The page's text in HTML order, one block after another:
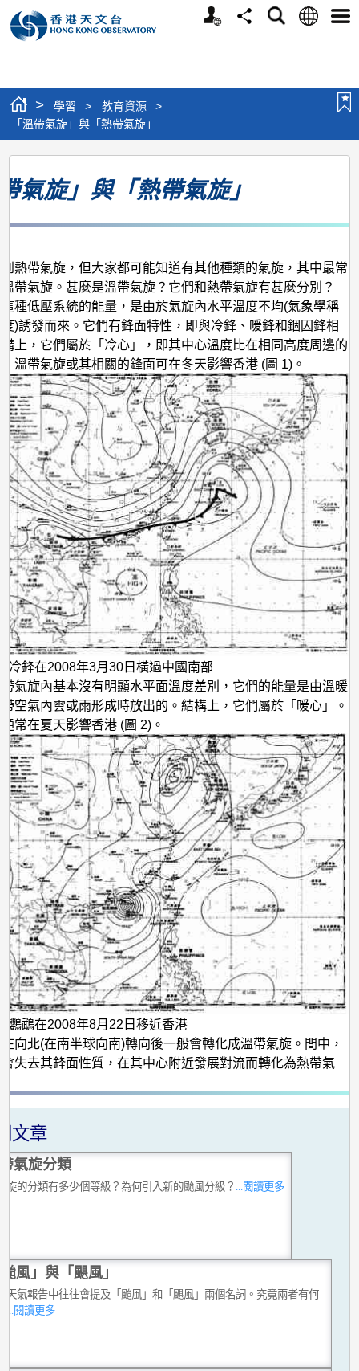
個
分
搜
語
選
> 學習 > 教育資源
>
「溫帶氣旋」與「熱帶氣旋」
「溫
帶
與
「熱
帶
氣
旋」
氣旋」與「熱帶氣旋」
熱帶氣旋，但大家都可能知道有其他種類的氣旋，其中最常
帶氣旋。甚麼是溫帶氣旋？它們和熱帶氣旋有甚麼分別？
種低壓系統的能量，是由於氣旋內水平溫度不均(氣象學稱
)誘發而來。它們有鋒面特性，即與冷鋒、暖鋒和錮囚鋒相
上，它們屬於「冷心」，即其中心溫度比在相同高度周邊的
溫帶氣旋或其相關的鋒面可在冬天影響香港 (圖 1)。
冷鋒在2008年3月30日橫過中國南部
氣旋內基本沒有明顯水平面溫度差別，它們的能量是由溫暖
空氣內雲或雨形成時放出的。結構上，它們屬於「暖心」。
常在夏天影響香港 (圖 2)。
鸚鵡在2008年8月22日移近香港
向北(在南半球向南)轉向後一般會轉化成溫帶氣旋。間中，
失去其鋒面性質，在其中心附近發展對流而轉化為熱帶氣
文章
氣旋分類
旋的分類有多少個等級？為何引入新的颱風分級？ ...閱讀更多
風」與「颶風」
天氣報告中往往會提及「颱風」和「颶風」兩個名詞。究竟兩者有何
...閱讀更多